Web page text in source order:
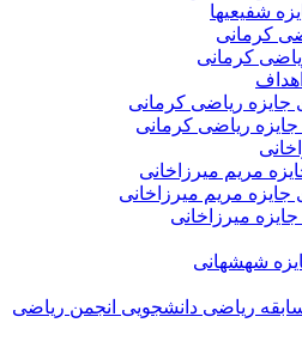
شفیعیها
کرمانی
کرمانی
جایزه ریاضی کرمانی
جایزه ریاضی کرمانی
مریم میرزاخانی
جایزه مریم میرزاخانی
میرزاخانی
شهشهانی
ریاضی دانشجویی انجمن ریاضی